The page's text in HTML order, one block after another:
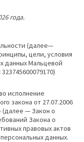
года.
(далее—
цели, условия
данных Мальцевой
исполнение
закона от 27.07.2006
(далее — Закон о
Закона о
правовых актов
данных.